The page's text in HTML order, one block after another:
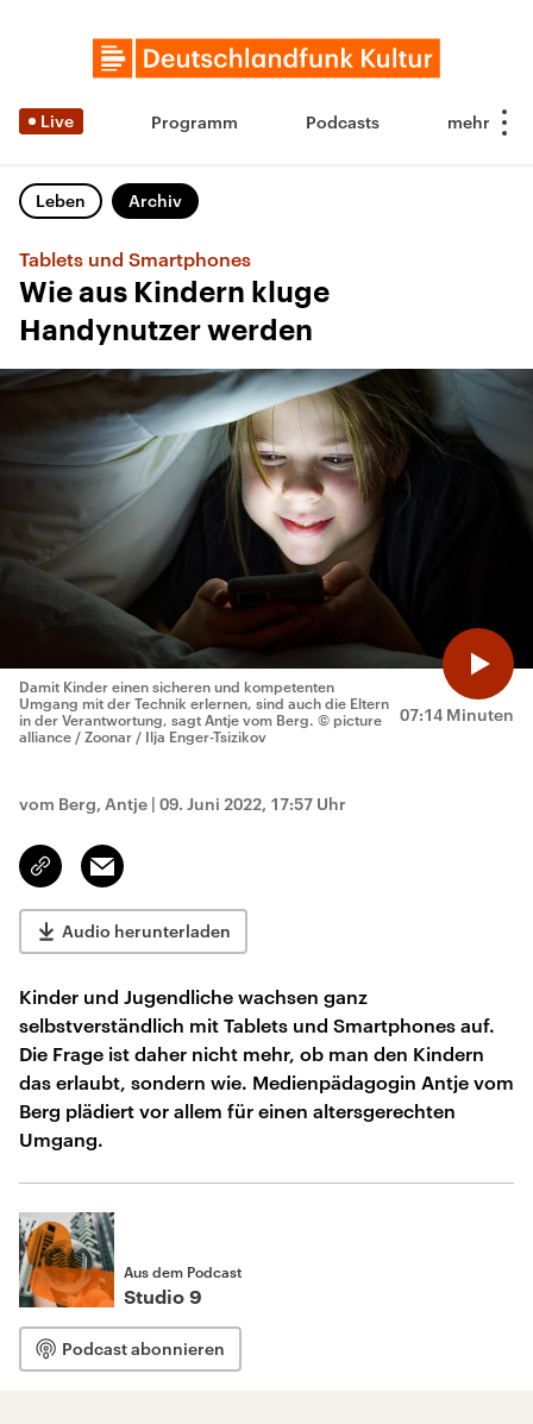
Live Programm Podcasts
Leben Archiv
Tablets und Smartphones
Wie aus Kindern kluge
Handynutzer werden
07:14 Minuten
Damit Kinder einen sicheren und kompetenten
Umgang mit der Technik erlernen, sind auch die Eltern
in der Verantwortung, sagt Antje vom Berg. © picture
alliance / Zoonar / Ilja Enger-Tsizikov
vom Berg, Antje | 09. Juni 2022, 17:57 Uhr
Link
kopieren/teilen
Email
Audio herunterladen
Kinder und Jugendliche wachsen ganz
selbstverständlich mit Tablets und Smartphones auf.
Die Frage ist daher nicht mehr, ob man den Kindern
das erlaubt, sondern wie. Medienpädagogin Antje vom
Berg plädiert vor allem für einen altersgerechten
Umgang.
Aus dem Podcast
Studio 9
Podcast abonnieren